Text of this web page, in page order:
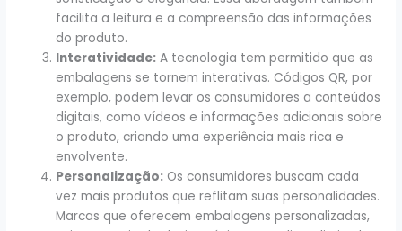
facilita a leitura e a compreensão das informações
do produto.
Interatividade: A tecnologia tem permitido que as
embalagens se tornem interativas. Códigos QR, por
exemplo, podem levar os consumidores a conteúdos
digitais, como vídeos e informações adicionais sobre
o produto, criando uma experiência mais rica e
envolvente.
Personalização: Os consumidores buscam cada
vez mais produtos que reflitam suas personalidades.
Marcas que oferecem embalagens personalizadas,